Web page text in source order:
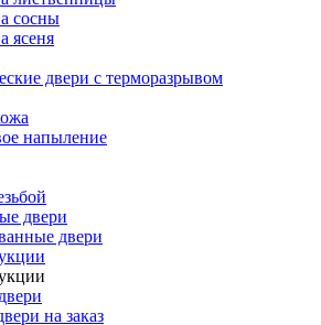
сосны
ясеня
двери с терморазрывом
напыление
двери
двери
на заказ